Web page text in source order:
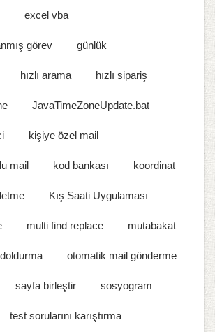
excel vba
görev günlük
hızlı arama hızlı sipariş
JavaTimeZoneUpdate.bat
kişiye özel mail
mail kod bankası koordinat
Kış Saati Uygulaması
multi find replace mutabakat
otomatik mail gönderme
sayfa birleştir sosyogram
test sorularını karıştırma